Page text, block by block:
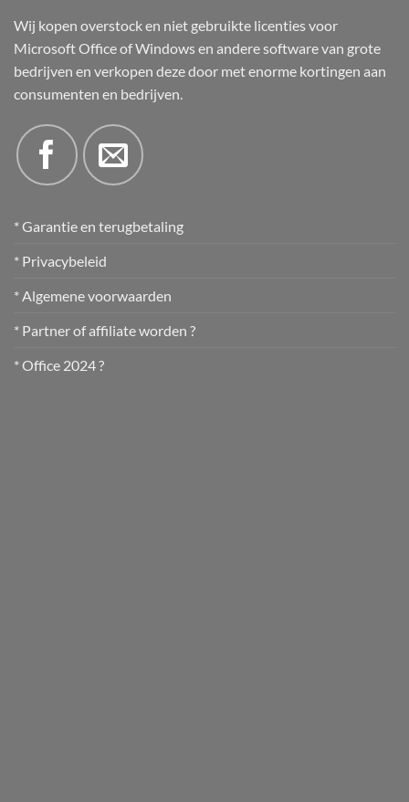
Wij kopen overstock en niet gebruikte licenties voor
Microsoft Office of Windows en andere software van grote
bedrijven en verkopen deze door met enorme kortingen aan
consumenten en bedrijven.
* Garantie en terugbetaling
* Privacybeleid
* Algemene voorwaarden
* Partner of affiliate worden ?
* Office 2024 ?